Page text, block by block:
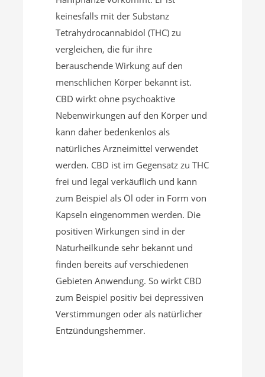
keinesfalls mit der Substanz
Tetrahydrocannabidol (THC) zu
vergleichen, die für ihre
berauschende Wirkung auf den
menschlichen Körper bekannt ist.
CBD wirkt ohne psychoaktive
Nebenwirkungen auf den Körper und
kann daher bedenkenlos als
natürliches Arzneimittel verwendet
werden. CBD ist im Gegensatz zu THC
frei und legal verkäuflich und kann
zum Beispiel als Öl oder in Form von
Kapseln eingenommen werden. Die
positiven Wirkungen sind in der
Naturheilkunde sehr bekannt und
finden bereits auf verschiedenen
Gebieten Anwendung. So wirkt CBD
zum Beispiel positiv bei depressiven
Verstimmungen oder als natürlicher
Entzündungshemmer.